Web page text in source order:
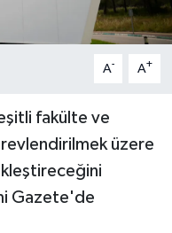
A- A+
fakülte ve
üzere
Gazete'de